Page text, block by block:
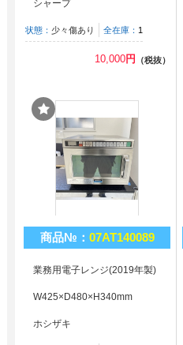
シャープ
状態： 少々傷あり 全在庫：1
10,000円 （税抜）
商品№： 07AT140089
業務用電子レンジ(2019年製)
W425×D480×H340mm
ホシザキ